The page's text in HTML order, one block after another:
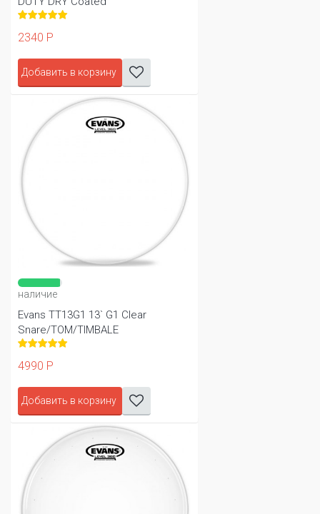
наличие
Evans TT13G1 13` G1 Clear
Snare/TOM/TIMBALE
4990 Р
Добавить в корзину
2340 Р
Добавить в корзину